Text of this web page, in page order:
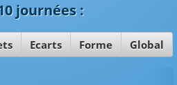
journées:
Ecarts Forme Global